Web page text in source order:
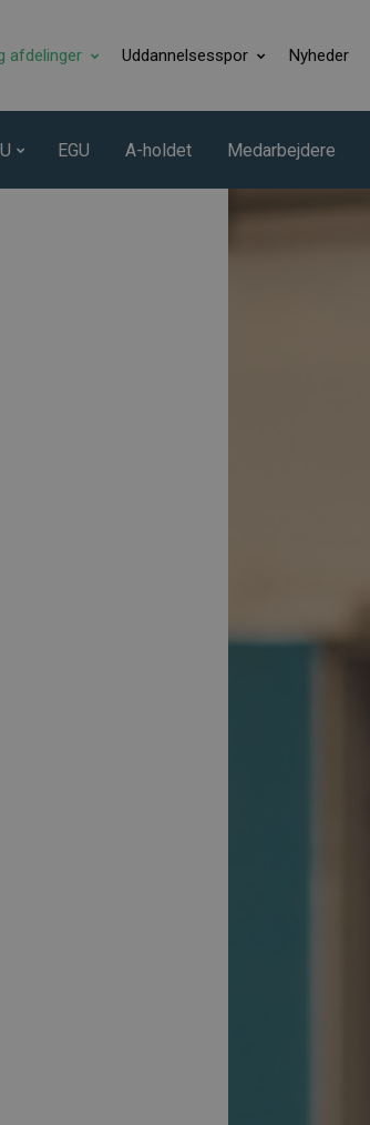
afdelinger Uddannelsesspor Nyheder
EGU A-holdet Medarbejdere